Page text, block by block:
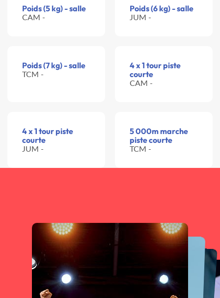
Poids (5 kg) - salle
CAM -
Poids (6 kg) - salle
JUM -
Poids (7 kg) - salle
TCM -
4 x 1 tour piste
courte
CAM -
4 x 1 tour piste
courte
JUM -
5 000m marche
piste courte
TCM -